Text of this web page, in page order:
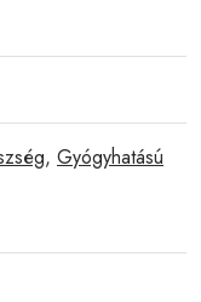
, Gyógyhatású